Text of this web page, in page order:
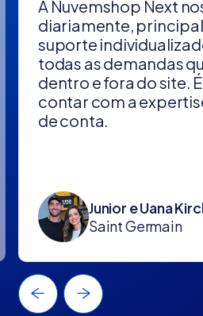
A Nuvemshop Next
diariamente,
suporte
todas as demandas
dentro e fora do site.
contar com a
de conta.
Junior e Uana
Saint Germain